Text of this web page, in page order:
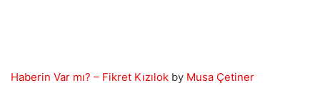
Haberin Var mı? – Fikret Kızılok by Musa Çetiner